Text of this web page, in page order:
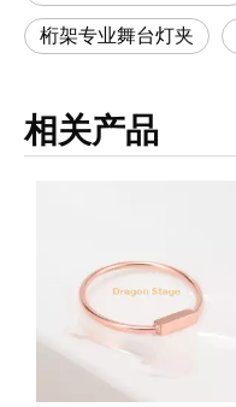
桁架专业舞台灯夹
相关产品